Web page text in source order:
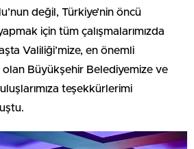
değil, Türkiye’nin öncü
için tüm çalışmalarımızda
Valiliği’mize, en önemli
olan Büyükşehir Belediyemize ve
teşekkürlerimi